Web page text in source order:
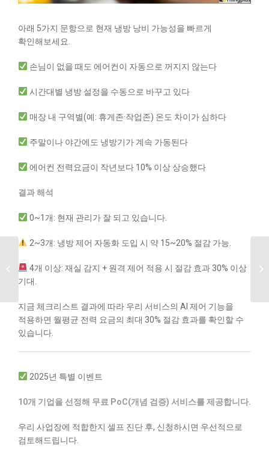
아래 5가지 문항으로 현재 냉방 낭비 가능성을 빠르게
확인해보세요.
손님이 없을 때도 에어컨이 자동으로 꺼지지 않는다
시간대별 냉방 설정을 수동으로 바꾸고 있다
매장 내 구역별(예: 휴게존·작업존) 온도 차이가 심하다
주말이나 야간에도 냉방기가 계속 가동된다
에어컨 전력요금이 작년보다 10% 이상 상승했다
결과 해석
0~1개: 현재 관리가 잘 되고 있습니다.
2~3개: 냉방 제어 자동화 도입 시 약 15~20% 절감 가능.
4개 이상: 재실 감지 + 원격 제어 적용 시 절감 효과 30% 이상
기대.
지금 체크리스트 결과에 따라 우리 서비스의 AI 제어 기능을
적용하면 월평균 전력 요금의 최대 30% 절감 효과를 확인할 수
있습니다.
2025년 특별 이벤트
10개 기업을 선정해 무료 PoC(개념 검증) 서비스를 제공합니다.
우리 사업장에 적합한지 셀프 진단 후, 신청하시면 우선적으로
검토해드립니다.
후에도 계속 돌아가고
있다면?